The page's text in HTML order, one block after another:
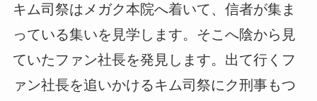
キム司祭はメガク本院へ着いて、信者が集ま
っている集いを見学します。そこへ陰から見
ていたファン社長を発見します。出て行くフ
ァン社長を追いかけるキム司祭にク刑事もつ